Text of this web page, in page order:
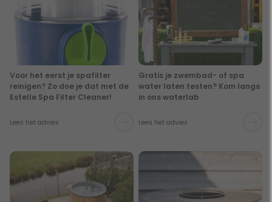
Voor het eerst je spafilter
reinigen? Zo doe je dat met de
Estelle Spa Filter Cleaner!
Lees het advies
Gratis je zwembad- of spa
water laten testen? Kom langs
in ons waterlab
Lees het advies